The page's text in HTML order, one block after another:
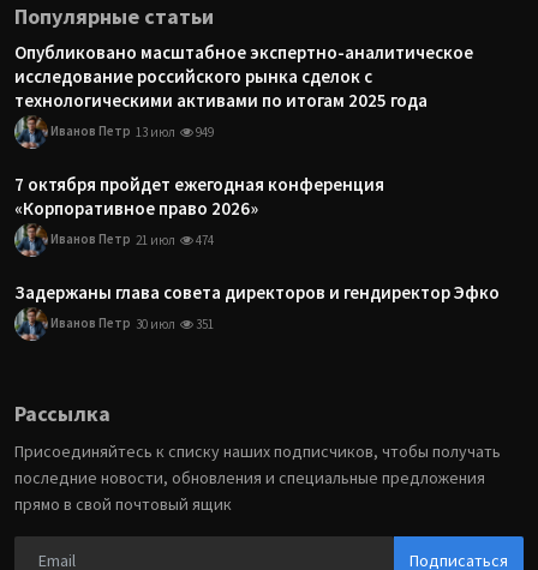
Популярные статьи
Опубликовано масштабное экспертно-аналитическое
исследование российского рынка сделок с
технологическими активами по итогам 2025 года
Иванов Петр 13 июл 949
7 октября пройдет ежегодная конференция
«Корпоративное право 2026»
Иванов Петр 21 июл 474
Задержаны глава совета директоров и гендиректор Эфко
Иванов Петр 30 июл 351
Рассылка
Присоединяйтесь к списку наших подписчиков, чтобы получать
последние новости, обновления и специальные предложения
прямо в свой почтовый ящик
Подписаться